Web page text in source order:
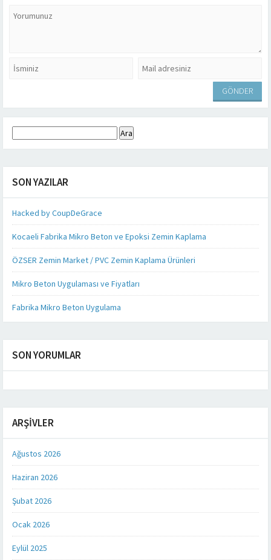
SON YAZILAR
Hacked by CoupDeGrace
Kocaeli Fabrika Mikro Beton ve Epoksi Zemin Kaplama
ÖZSER Zemin Market / PVC Zemin Kaplama Ürünleri
Mikro Beton Uygulaması ve Fiyatları
Fabrika Mikro Beton Uygulama
SON YORUMLAR
ARŞIVLER
Ağustos 2026
Haziran 2026
Şubat 2026
Ocak 2026
Eylül 2025